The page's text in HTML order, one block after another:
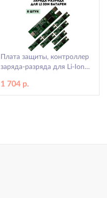
Плата защиты, контроллер
заряда-разряда для Li-Ion
шт
1 704 р.